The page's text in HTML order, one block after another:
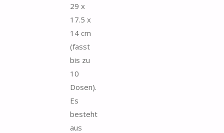
29 x
17.5 x
14 cm
(fasst
bis zu
10
Dosen).
Es
besteht
aus